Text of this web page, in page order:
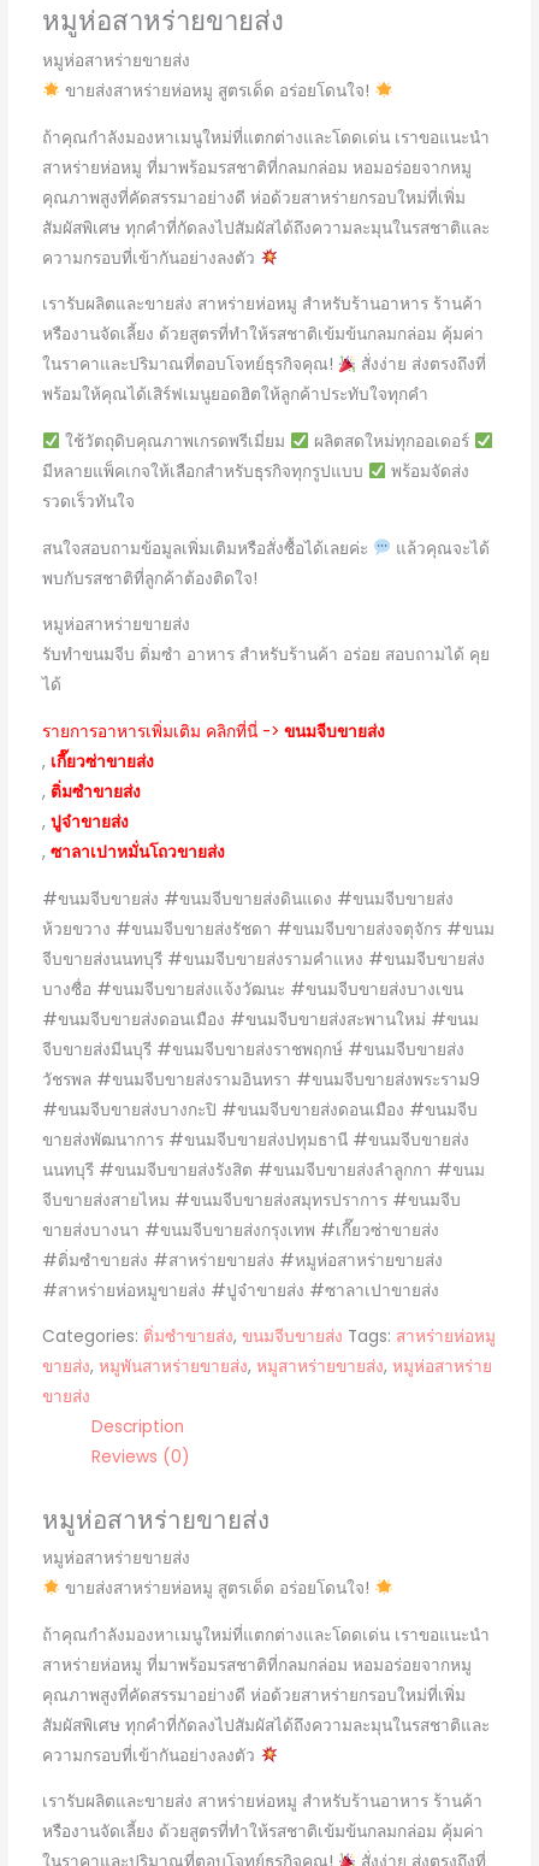
หมูห่อสาหร่ายขายส่ง
หมูห่อสาหร่ายขายส่ง
ขายส่งสาหร่ายห่อหมู สูตรเด็ด อร่อยโดนใจ!
ถ้าคุณกำลังมองหาเมนูใหม่ที่แตกต่างและโดดเด่น เราขอแนะนำ
สาหร่ายห่อหมู ที่มาพร้อมรสชาติที่กลมกล่อม หอมอร่อยจากหมู
คุณภาพสูงที่คัดสรรมาอย่างดี ห่อด้วยสาหร่ายกรอบใหม่ที่เพิ่ม
สัมผัสพิเศษ ทุกคำที่กัดลงไปสัมผัสได้ถึงความละมุนในรสชาติและ
ความกรอบที่เข้ากันอย่างลงตัว
เรารับผลิตและขายส่ง สาหร่ายห่อหมู สำหรับร้านอาหาร ร้านค้า
หรืองานจัดเลี้ยง ด้วยสูตรที่ทำให้รสชาติเข้มข้นกลมกล่อม คุ้มค่า
ในราคาและปริมาณที่ตอบโจทย์ธุรกิจคุณ!
สั่งง่าย ส่งตรงถึงที่
พร้อมให้คุณได้เสิร์ฟเมนูยอดฮิตให้ลูกค้าประทับใจทุกคำ
ใช้วัตถุดิบคุณภาพเกรดพรีเมี่ยม
ผลิตสดใหม่ทุกออเดอร์
มีหลายแพ็คเกจให้เลือกสำหรับธุรกิจทุกรูปแบบ
พร้อมจัดส่ง
รวดเร็วทันใจ
สนใจสอบถามข้อมูลเพิ่มเติมหรือสั่งซื้อได้เลยค่ะ
แล้วคุณจะได้
พบกับรสชาติที่ลูกค้าต้องติดใจ!
หมูห่อสาหร่ายขายส่ง
รับทำขนมจีบ ติ่มซำ อาหาร สำหรับร้านค้า อร่อย สอบถามได้ คุย
ได้
รายการอาหารเพิ่มเติม คลิกที่นี่ -> ขนมจีบขายส่ง
, เกี๊ยวซ่าขายส่ง
, ติ่มซำขายส่ง
, ปูจ๋าขายส่ง
, ซาลาเปาหมั่นโถวขายส่ง
#ขนมจีบขายส่ง #ขนมจีบขายส่งดินแดง #ขนมจีบขายส่ง
ห้วยขวาง #ขนมจีบขายส่งรัชดา #ขนมจีบขายส่งจตุจักร #ขนม
จีบขายส่งนนทบุรี #ขนมจีบขายส่งรามคำแหง #ขนมจีบขายส่ง
บางซื่อ #ขนมจีบขายส่งแจ้งวัฒนะ #ขนมจีบขายส่งบางเขน
#ขนมจีบขายส่งดอนเมือง #ขนมจีบขายส่งสะพานใหม่ #ขนม
จีบขายส่งมีนบุรี #ขนมจีบขายส่งราชพฤกษ์ #ขนมจีบขายส่ง
วัชรพล #ขนมจีบขายส่งรามอินทรา #ขนมจีบขายส่งพระราม9
#ขนมจีบขายส่งบางกะปิ #ขนมจีบขายส่งดอนเมือง #ขนมจีบ
ขายส่งพัฒนาการ #ขนมจีบขายส่งปทุมธานี #ขนมจีบขายส่ง
นนทบุรี #ขนมจีบขายส่งรังสิต #ขนมจีบขายส่งลำลูกกา #ขนม
จีบขายส่งสายไหม #ขนมจีบขายส่งสมุทรปราการ #ขนมจีบ
ขายส่งบางนา #ขนมจีบขายส่งกรุงเทพ #เกี๊ยวซ่าขายส่ง
#ติ่มซำขายส่ง #สาหร่ายขายส่ง #หมูห่อสาหร่ายขายส่ง
#สาหร่ายห่อหมูขายส่ง #ปูจ๋าขายส่ง #ซาลาเปาขายส่ง
Categories: ติ่มซำขายส่ง, ขนมจีบขายส่ง Tags: สาหร่ายห่อหมู
ขายส่ง, หมูพันสาหร่ายขายส่ง, หมูสาหร่ายขายส่ง, หมูห่อสาหร่าย
ขายส่ง
Description
Reviews (0)
หมูห่อสาหร่ายขายส่ง
หมูห่อสาหร่ายขายส่ง
ขายส่งสาหร่ายห่อหมู สูตรเด็ด อร่อยโดนใจ!
ถ้าคุณกำลังมองหาเมนูใหม่ที่แตกต่างและโดดเด่น เราขอแนะนำ
สาหร่ายห่อหมู ที่มาพร้อมรสชาติที่กลมกล่อม หอมอร่อยจากหมู
คุณภาพสูงที่คัดสรรมาอย่างดี ห่อด้วยสาหร่ายกรอบใหม่ที่เพิ่ม
สัมผัสพิเศษ ทุกคำที่กัดลงไปสัมผัสได้ถึงความละมุนในรสชาติและ
ความกรอบที่เข้ากันอย่างลงตัว
เรารับผลิตและขายส่ง สาหร่ายห่อหมู สำหรับร้านอาหาร ร้านค้า
หรืองานจัดเลี้ยง ด้วยสูตรที่ทำให้รสชาติเข้มข้นกลมกล่อม คุ้มค่า